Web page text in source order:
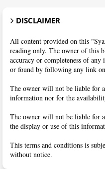
DISCLAIMER
All content provided on this
reading only. The owner of this
accuracy or completeness of
or found by following any link
The owner will not be liable for
information nor for the
The owner will not be liable for
the display or use of this
This terms and conditions is
without notice.